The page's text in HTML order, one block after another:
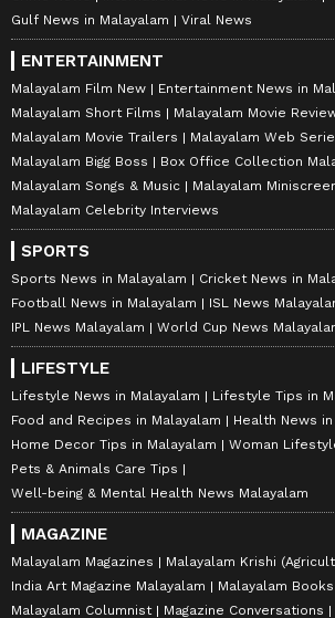
Gulf News in Malayalam
Viral News
ENTERTAINMENT
Malayalam Film New
Entertainment News in
Malayalam Short Films
Malayalam Movie
Malayalam Movie Trailers
Malayalam Web
Malayalam Bigg Boss
Box Office Collection
Malayalam Songs & Music
Malayalam
Malayalam Celebrity Interviews
SPORTS
Sports News in Malayalam
Cricket News in
Football News in Malayalam
ISL News
IPL News Malayalam
World Cup News
LIFESTYLE
Lifestyle News in Malayalam
Lifestyle Tips in
Food and Recipes in Malayalam
Health News
Home Decor Tips in Malayalam
Woman
Pets & Animals Care Tips
Well-being & Mental Health News Malayalam
MAGAZINE
Malayalam Magazines
Malayalam Krishi
India Art Magazine Malayalam
Malayalam Books
Malayalam Columnist
Magazine Conversations